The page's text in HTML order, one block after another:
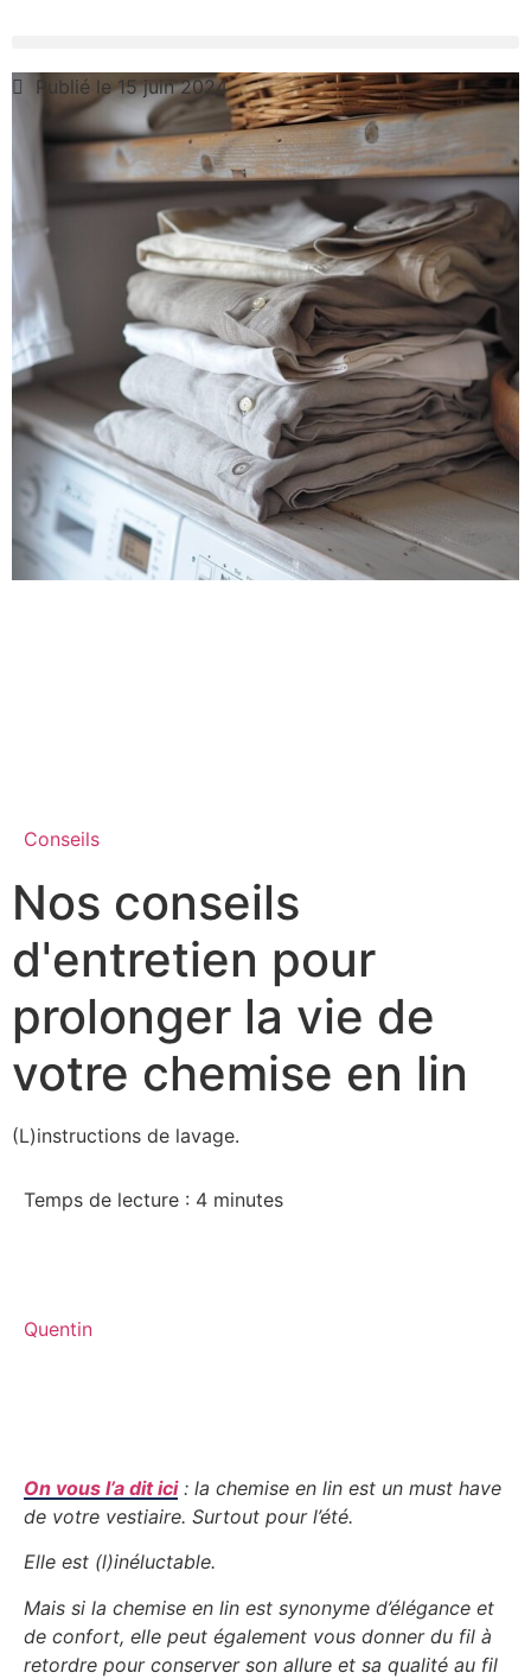
Conseils
Nos conseils
d'entretien pour
prolonger la vie de
votre chemise en lin
(L)instructions de lavage.
Quentin
Temps de lecture : 4 minutes
Publié le 15 juin 2024
On vous l’a dit ici: la chemise en lin est un must have
de votre vestiaire. Surtout pour l’été.
Elle est (l)inéluctable.
Mais si la chemise en lin est synonyme d’élégance et
de confort, elle peut également vous donner du fil à
retordre pour conserver son allure et sa qualité au fil